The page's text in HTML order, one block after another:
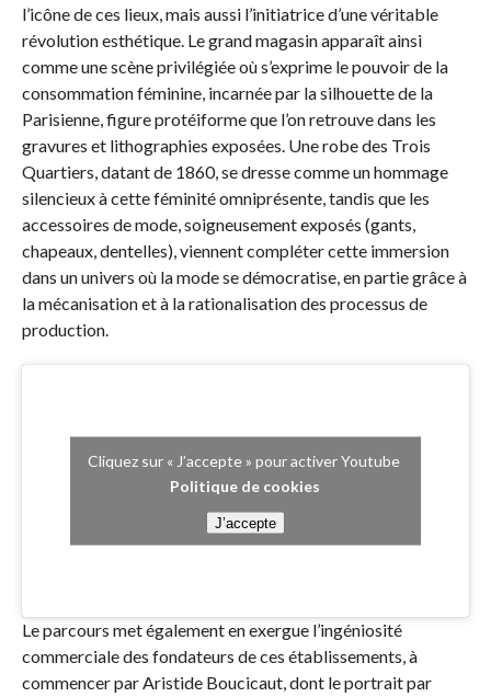
l’icône de ces lieux, mais aussi l’initiatrice d’une véritable
révolution esthétique. Le grand magasin apparaît ainsi
comme une scène privilégiée où s’exprime le pouvoir de la
consommation féminine, incarnée par la silhouette de la
Parisienne, figure protéiforme que l’on retrouve dans les
gravures et lithographies exposées. Une robe des Trois
Quartiers, datant de 1860, se dresse comme un hommage
silencieux à cette féminité omniprésente, tandis que les
accessoires de mode, soigneusement exposés (gants,
chapeaux, dentelles), viennent compléter cette immersion
dans un univers où la mode se démocratise, en partie grâce à
la mécanisation et à la rationalisation des processus de
production.
Cliquez sur « J’accepte » pour activer Youtube
Politique de cookies
J’accepte
Le parcours met également en exergue l’ingéniosité
commerciale des fondateurs de ces établissements, à
commencer par Aristide Boucicaut, dont le portrait par